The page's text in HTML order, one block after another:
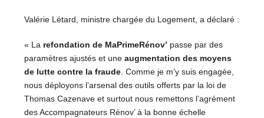
Valérie Létard, ministre chargée du Logement, a déclaré :
« La refondation de MaPrimeRénov’ passe par des
paramètres ajustés et une augmentation des moyens
de lutte contre la fraude. Comme je m’y suis engagée,
nous déployons l’arsenal des outils offerts par la loi de
Thomas Cazenave et surtout nous remettons l’agrément
des Accompagnateurs Rénov’ à la bonne échelle